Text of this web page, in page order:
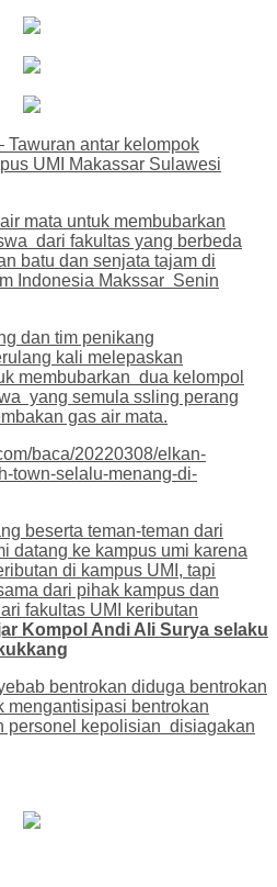
Tawuran antar kelompok
UMI Makassar Sulawesi
mata untuk membubarkan
dari fakultas yang berbeda
batu dan senjata tajam di
Indonesia Makssar Senin
dan tim penikang
kali melepaskan
membubarkan dua kelompol
yang semula ssling perang
gas air mata.
baca/20220308/elkan-
town-selalu-menang-di-
beserta teman-teman dari
datang ke kampus umi karena
di kampus UMI, tapi
dari pihak kampus dan
fakultas UMI keributan
Kompol Andi Ali Surya selaku
bentrokan diduga bentrokan
mengantisipasi bentrokan
personel kepolisian disiagakan